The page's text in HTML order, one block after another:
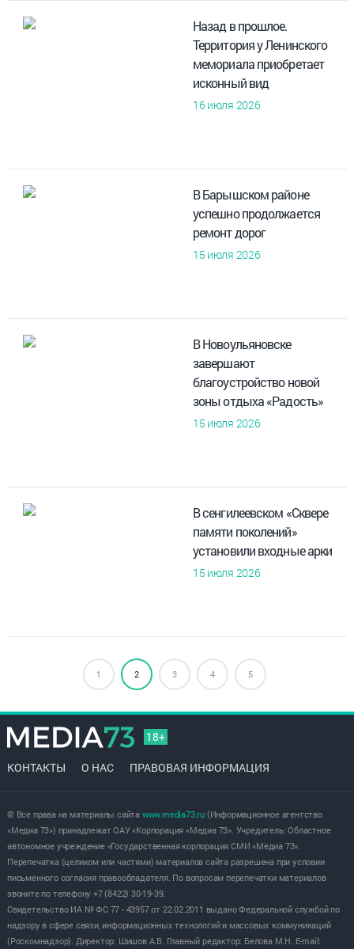
Назад в прошлое.
Территория у Ленинского
мемориала приобретает
исконный вид
16 июля 2026
В Барышском районе
успешно продолжается
ремонт дорог
15 июля 2026
В Новоульяновске
завершают
благоустройство новой
зоны отдыха «Радость»
15 июля 2026
В сенгилеевском «Сквере
памяти поколений»
установили входные арки
15 июля 2026
1 2 3 4 5
18+
КОНТАКТЫ О НАС ПРАВОВАЯ ИНФОРМАЦИЯ
© Все права на материалы сайта www.media73.ru(Информационное агентство
«Медиа 73») принадлежат ОАУ «Корпорация «Медиа 73». Учредитель: Областное
автономное учреждение «Государственная корпорация СМИ «Медиа 73».
Перепечатка (целиком или частями) материалов сайта разрешена при условии
письменного согласия правообладателя. По вопросам перепечатки материалов
звоните по телефону +7 (8422) 30-19-39.
Свидетельство ИА № ФС 77 - 43957 от 22.02.2011 выдано Федеральной службой по
надзору в сфере связи, информационных технологий и массовых коммуникаций
(Роскомнадзор). Директор: Шишов А.В. Главный редактор: Белова М.Н. E-mail: